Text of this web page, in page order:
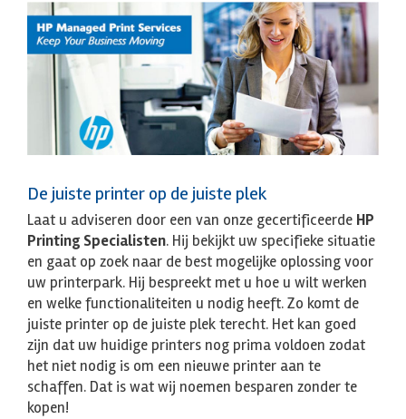
De juiste printer op de juiste plek
Laat u adviseren door een van onze gecertificeerde HP
Printing Specialisten. Hij bekijkt uw specifieke situatie
en gaat op zoek naar de best mogelijke oplossing voor
uw printerpark. Hij bespreekt met u hoe u wilt werken
en welke functionaliteiten u nodig heeft. Zo komt de
juiste printer op de juiste plek terecht. Het kan goed
zijn dat uw huidige printers nog prima voldoen zodat
het niet nodig is om een nieuwe printer aan te
schaffen. Dat is wat wij noemen besparen zonder te
kopen!